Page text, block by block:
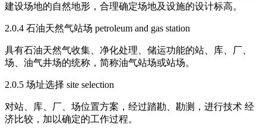
建设场地的自然地形，合理确定场地及设施的设计标高。
2.0.4 石油天然气站场 petroleum and gas station
具有石油天然气收集、净化处理、储运功能的站、库、厂、
场、油气井场的统称，简称油气站场或站场。
2.0.5 场址选择 site selection
对站、库、厂、场位置方案，经过踏勘、勘测，进行技术 经
济比较，加以确定的工作过程。